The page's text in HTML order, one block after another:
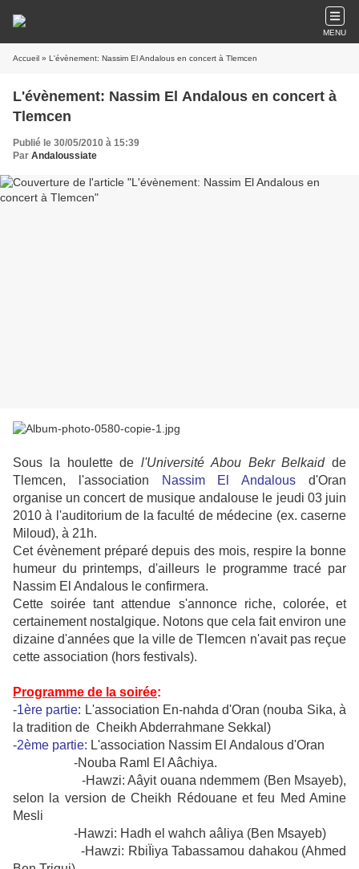
MENU
Accueil » L'évènement: Nassim El Andalous en concert à Tlemcen
L'évènement: Nassim El Andalous en concert à
Tlemcen
Publié le 30/05/2010 à 15:39
Par Andaloussiate
Sous la houlette de l'Université Abou Bekr Belkaidde
Tlemcen, l'association
Nassim El Andalous d'Oran
organise un concert de musique andalouse le jeudi 03 juin
2010 à l'auditorium de la faculté de médecine (ex. caserne
Miloud), à 21h.
Cet évènement préparé depuis des mois, respire la bonne
humeur du printemps, d'ailleurs le programme tracé par
Nassim El Andalous le confirmera.
Cette soirée tant attendue s'annonce riche, colorée, et
certainement nostalgique. Notons que cela fait environ une
dizaine d'années que la ville de Tlemcen n'avait pas reçue
cette association (hors festivals).
Programme de la soirée:
-1ère partie: L'association En-nahda d'Oran (nouba Sika, à
la tradition de Cheikh Abderrahmane Sekkal)
-2ème partie: L'association Nassim El Andalous d'Oran
-Nouba Raml El Aâchiya.
-Hawzi: Aâyit ouana ndemmem (Ben Msayeb),
selon la version de Cheikh Rédouane et feu Med Amine
Mesli
-Hawzi: Hadh el wahch aâliya (Ben Msayeb)
-Hawzi: RbiÏiya Tabassamou dahakou (Ahmed